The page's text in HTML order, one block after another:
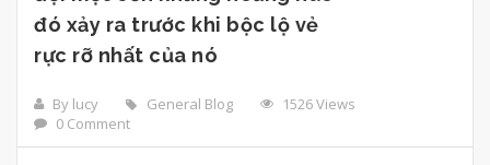
đó xảy ra trước khi bộc lộ vẻ
rực rỡ nhất của nó
By lucy General Blog
1526 Views
0 Comment